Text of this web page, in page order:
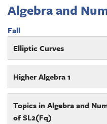
Algebra and
Fall
Elliptic Curves
Higher Algebra 1
Topics in Algebra and
of SL2(Fq)